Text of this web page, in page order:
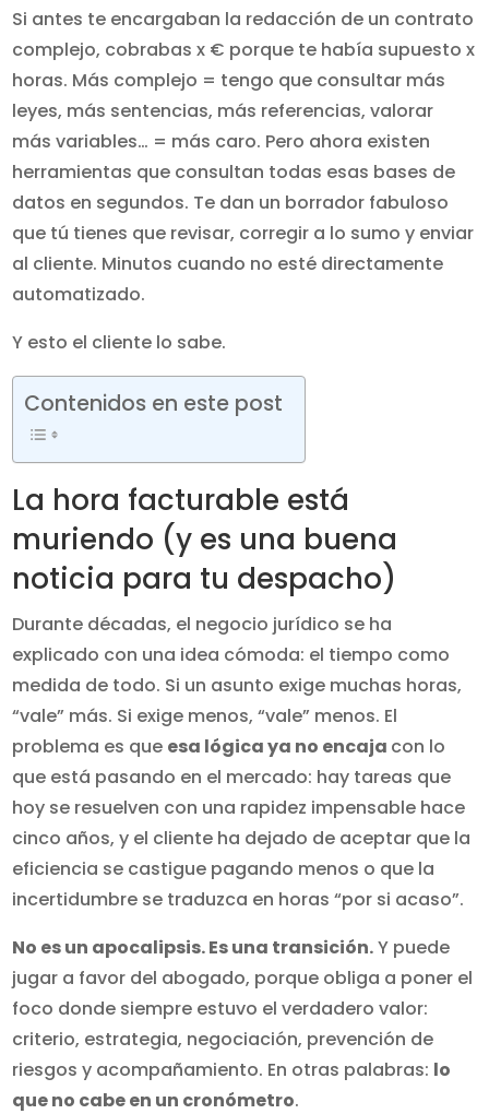
Si antes te encargaban la redacción de un contrato
complejo, cobrabas x € porque te había supuesto x
horas. Más complejo = tengo que consultar más
leyes, más sentencias, más referencias, valorar
más variables… = más caro. Pero ahora existen
herramientas que consultan todas esas bases de
datos en segundos. Te dan un borrador fabuloso
que tú tienes que revisar, corregir a lo sumo y enviar
al cliente. Minutos cuando no esté directamente
automatizado.
Y esto el cliente lo sabe.
Contenidos en este post
La hora facturable está
muriendo (y es una buena
noticia para tu despacho)
Durante décadas, el negocio jurídico se ha
explicado con una idea cómoda: el tiempo como
medida de todo. Si un asunto exige muchas horas,
“vale” más. Si exige menos, “vale” menos. El
problema es que esa lógica ya no encaja con lo
que está pasando en el mercado: hay tareas que
hoy se resuelven con una rapidez impensable hace
cinco años, y el cliente ha dejado de aceptar que la
eficiencia se castigue pagando menos o que la
incertidumbre se traduzca en horas “por si acaso”.
No es un apocalipsis. Es una transición.Y puede
jugar a favor del abogado, porque obliga a poner el
foco donde siempre estuvo el verdadero valor:
criterio, estrategia, negociación, prevención de
riesgos y acompañamiento. En otras palabras: lo
que no cabe en un cronómetro.